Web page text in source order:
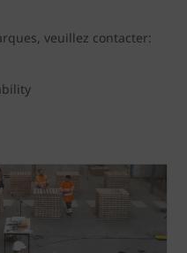
veuillez contacter: